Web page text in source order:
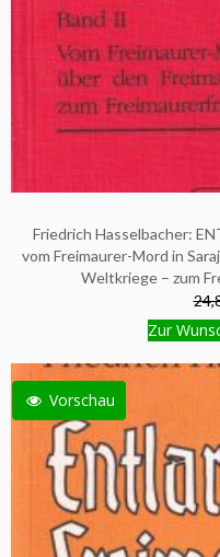
Friedrich Hasselbacher:
vom Freimaurer-Mord in
Weltkriege – zum
Zur
Vorschau